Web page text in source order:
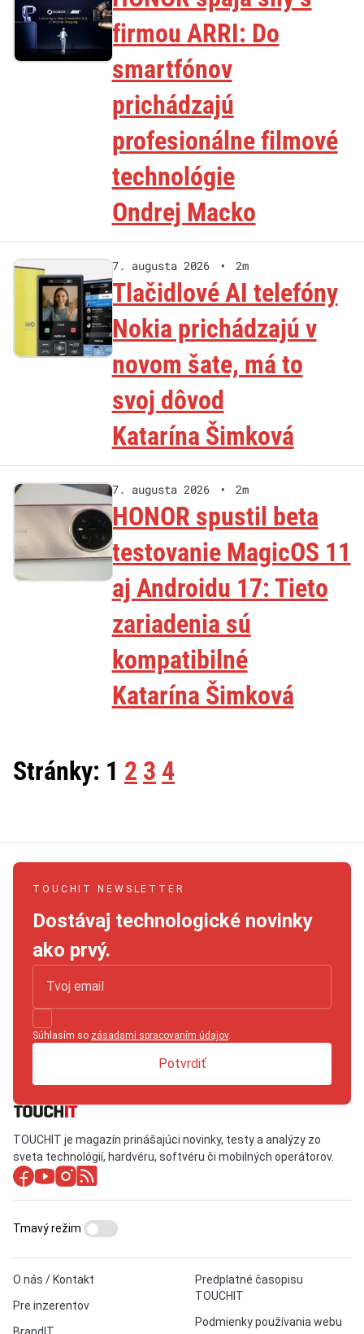
firmou ARRI: Do
smartfónov
prichádzajú
profesionálne filmové
technológie
Ondrej Macko
7. augusta 2026 • 2m
Tlačidlové AI telefóny
Nokia prichádzajú v
novom šate, má to
svoj dôvod
Katarína Šimková
7. augusta 2026 • 2m
HONOR spustil beta
testovanie MagicOS 11
aj Androidu 17: Tieto
zariadenia sú
kompatibilné
Katarína Šimková
Stránky: 1 2 3 4
TOUCHIT NEWSLETTER
Dostávaj technologické novinky
ako prvý.
Súhlasím so zásadami spracovaním údajov.
Potvrdiť
TOUCHIT je magazín prinášajúci novinky, testy a analýzy zo
sveta technológií, hardvéru, softvéru či mobilných operátorov.
O nás / Kontakt
Pre inzerentov
Predplatné časopisu
TOUCHIT
Podmienky používania webu
Tmavý režim